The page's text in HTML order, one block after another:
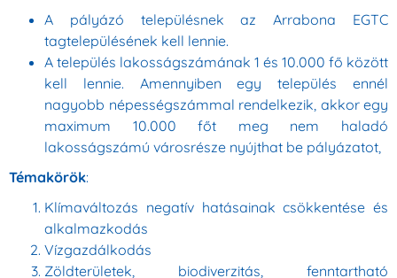
A pályázó településnek az Arrabona EGTC
tagtelepülésének kell lennie.
A település lakosságszámának 1 és 10.000 fő között
kell lennie. Amennyiben egy település ennél
nagyobb népességszámmal rendelkezik, akkor egy
maximum 10.000 főt meg nem haladó
lakosságszámú városrésze nyújthat be pályázatot,
Témakörök:
Klímaváltozás negatív hatásainak csökkentése és
alkalmazkodás
Vízgazdálkodás
Zöldterületek, biodiverzitás, fenntartható